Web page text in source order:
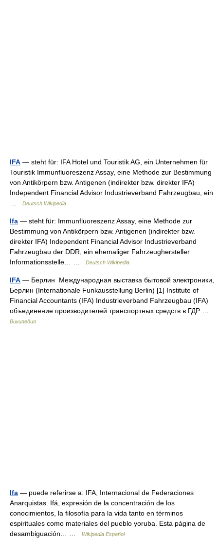
IFA — steht für: IFA Hotel und Touristik AG, ein Unternehmen für
Touristik Immunfluoreszenz Assay, eine Methode zur Bestimmung
von Antikörpern bzw. Antigenen (indirekter bzw. direkter IFA)
Independent Financial Advisor Industrieverband Fahrzeugbau, ein
Deutsch Wikipedia
Ifa — steht für: Immunfluoreszenz Assay, eine Methode zur
Bestimmung von Antikörpern bzw. Antigenen (indirekter bzw.
direkter IFA) Independent Financial Advisor Industrieverband
Fahrzeugbau der DDR, ein ehemaliger Fahrzeughersteller
Informationsstelle… …
Deutsch Wikipedia
IFA — Берлин Международная выставка бытовой электроники,
Берлин (Internationale Funkausstellung Berlin) [1] Institute of
Financial Accountants (IFA) Industrieverband Fahrzeugbau (IFA)
объединение производителей транспортных средств в ГДР …
Википедия
Ifa — puede referirse a: IFA, Internacional de Federaciones
Anarquistas. Ifá, expresión de la concentración de los
conocimientos, la filosofía para la vida tanto en términos
espirituales como materiales del pueblo yoruba. Esta página de
desambiguación… …
Wikipedia Español